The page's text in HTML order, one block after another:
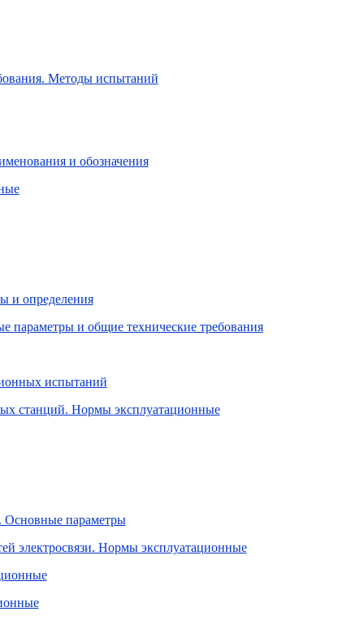
Методы испытаний
и обозначения
и определения
параметры и общие технические требования
испытаний
станций. Нормы эксплуатационные
Основные параметры
электросвязи. Нормы эксплуатационные